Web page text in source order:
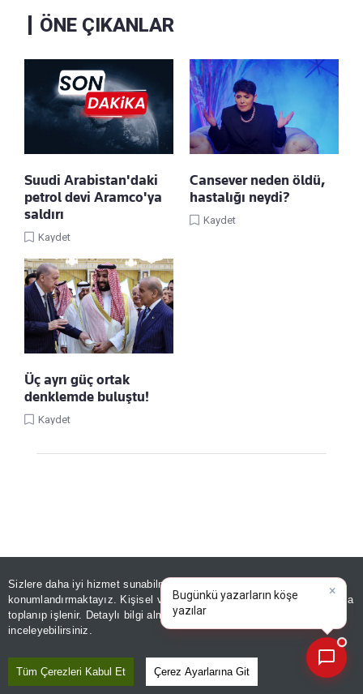
Sizlere daha iyi hizmet sunabilmek adına sitemizde
konumlandırmaktayız. Kişisel verileriniz, KVKK ve GDPR kapsamında
toplanıp işlenir. Detaylı bilgi almak içinAydınlatma Metnimizi
inceleyebilirsiniz.
Tüm Çerezleri Kabul Et Çerez Ayarlarına Git
ÖNE ÇIKANLAR
Suudi Arabistan'daki
petrol devi Aramco'ya
saldırı
Kaydet
Cansever neden öldü,
hastalığı neydi?
Kaydet
Üç ayrı güç ortak
denklemde buluştu!
Kaydet
Linke Tıkla, Türkiye Gazetesi'ni Google
Favorilerine Ekle!
Fatih'te camide ‘Pes’ dedirten
×
Bugünkü yazarların köşe
yazılarını özetleyin!